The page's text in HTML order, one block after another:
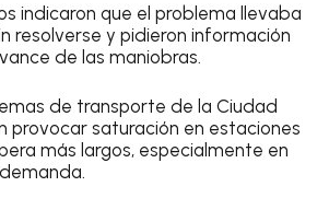
indicaron que el problema llevaba
resolverse y pidieron información
de las maniobras.
de transporte de la Ciudad
provocar saturación en estaciones
más largos, especialmente en